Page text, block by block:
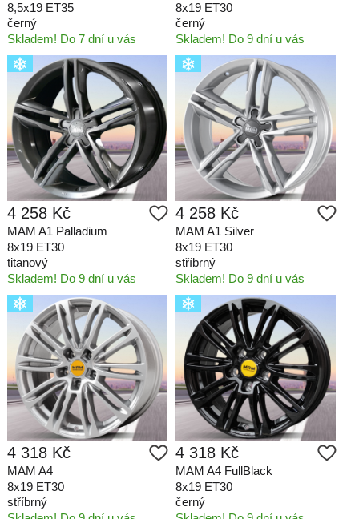
8,5x19 ET35
černý
Skladem! Do 7 dní u vás
8x19 ET30
černý
Skladem! Do 9 dní u vás
4 258 Kč
MAM A1 Palladium
8x19 ET30
titanový
Skladem! Do 9 dní u vás
4 258 Kč
MAM A1 Silver
8x19 ET30
stříbrný
Skladem! Do 9 dní u vás
4 318 Kč
MAM A4
8x19 ET30
stříbrný
4 318 Kč
MAM A4 FullBlack
8x19 ET30
černý